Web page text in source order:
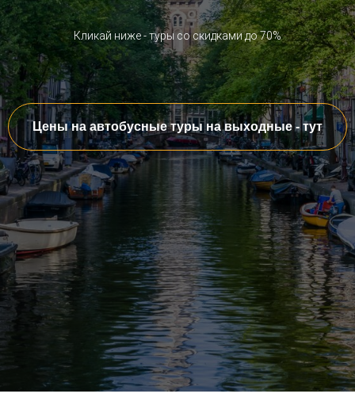
Кликай ниже - туры со скидками до 70%
Цены на автобусные туры на выходные - тут